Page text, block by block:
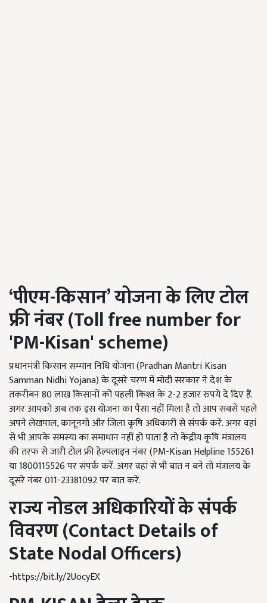
‘पीएम-किसान’योजना के लिए टोल
फ्री नंबर (Toll free number for
'PM-Kisan' scheme)
प्रधानमंत्री किसान सम्मान निधि योजना (Pradhan Mantri Kisan
Samman Nidhi Yojana) के दूसरे चरण में मोदी सरकार ने देश के
तकरीबन 80 लाख किसानों को पहली किश्त के 2-2 हजार रुपये दे दिए हैं.
अगर आपको अब तक इस योजना का पैसा नहीं मिला है तो आप सबसे पहले
अपने लेखपाल, कानूनगो और जिला कृषि अधिकारी से संपर्क करें. अगर वहां
से भी आपके समस्या का समाधान नहीं हो पाता है तो केंद्रीय कृषि मंत्रालय
की तरफ से जारी टोल फ्री हेल्पलाइन नंबर (PM-Kisan Helpline 155261
या 1800115526 पर संपर्क करें. अगर वहां से भी बात न बने तो मंत्रालय के
दूसरे नंबर 011-23381092 पर बात करें.
राज्य नोडल अधिकारियों के संपर्क
विवरण (Contact Details of
State Nodal Officers)
-https://bit.ly/2UocyEX